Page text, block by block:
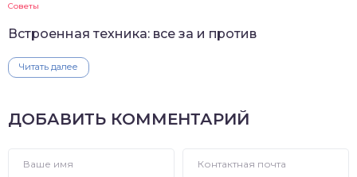
Советы
Встроенная техника: все за и против
Читать далее
ДОБАВИТЬ КОММЕНТАРИЙ